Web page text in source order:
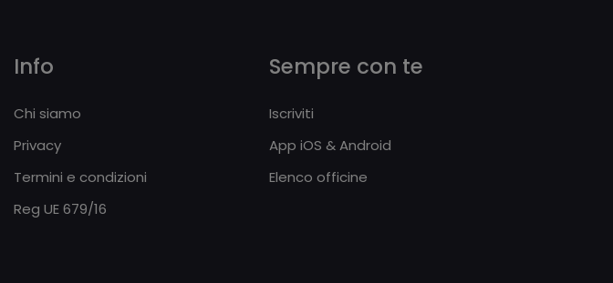
Info
Chi siamo
Privacy
Termini e condizioni
Reg UE 679/16
Sempre con te
Iscriviti
App iOS & Android
Elenco officine